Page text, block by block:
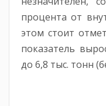
процента от
этом стоит
показатель
до 6,8 тыс. тонн